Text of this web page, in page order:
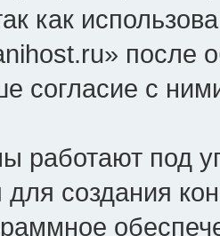
как
после
согласие с
работают под
для создания